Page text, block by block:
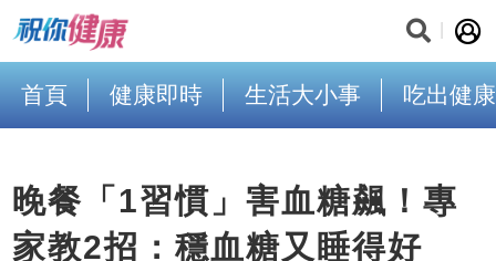
首頁 健康即時 生活大小事 吃出健康
晚餐「1習慣」害血糖飆！專
家教2招：穩血糖又睡得好